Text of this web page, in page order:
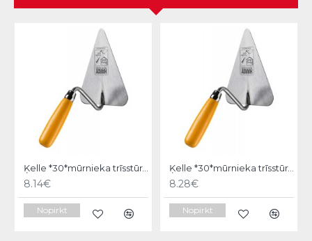
Ķelle *30*mūrnieka trīsstūra 18cm, Hardy
8.14€
Nopirkt
Ķelle *30*mūrnieka trīsstūra 20cm, Hardy
8.28€
Nopirkt